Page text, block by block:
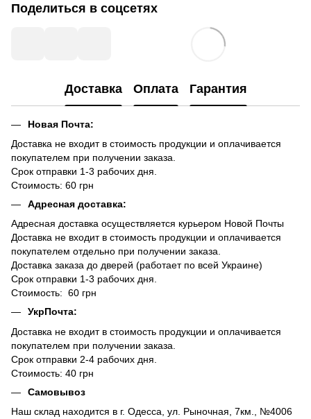
Поделиться в соцсетях
Доставка Оплата Гарантия
Новая Почта:
Доставка не входит в стоимость продукции и оплачивается
покупателем при получении заказа.
Срок отправки 1-3 рабочих дня.
Стоимость: 60 грн
Адресная доставка:
Адресная доставка осуществляется курьером Новой Почты
Доставка не входит в стоимость продукции и оплачивается
покупателем отдельно при получении заказа.
Доставка заказа до дверей (работает по всей Украине)
Срок отправки 1-3 рабочих дня.
Стоимость: 60 грн
УкрПочта:
Доставка не входит в стоимость продукции и оплачивается
покупателем при получении заказа.
Срок отправки 2-4 рабочих дня.
Стоимость: 40 грн
Самовывоз
Наш склад находится в г. Одесса, ул. Рыночная, 7км., №4006